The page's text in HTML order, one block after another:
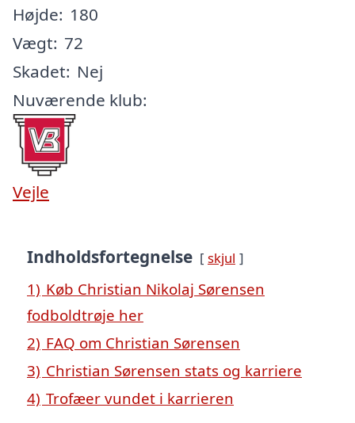
Højde: 180
Vægt: 72
Skadet: Nej
Nuværende klub:
Vejle
Indholdsfortegnelse skjul
1) Køb Christian Nikolaj Sørensen
fodboldtrøje her
2) FAQ om Christian Sørensen
3) Christian Sørensen stats og karriere
4) Trofæer vundet i karrieren